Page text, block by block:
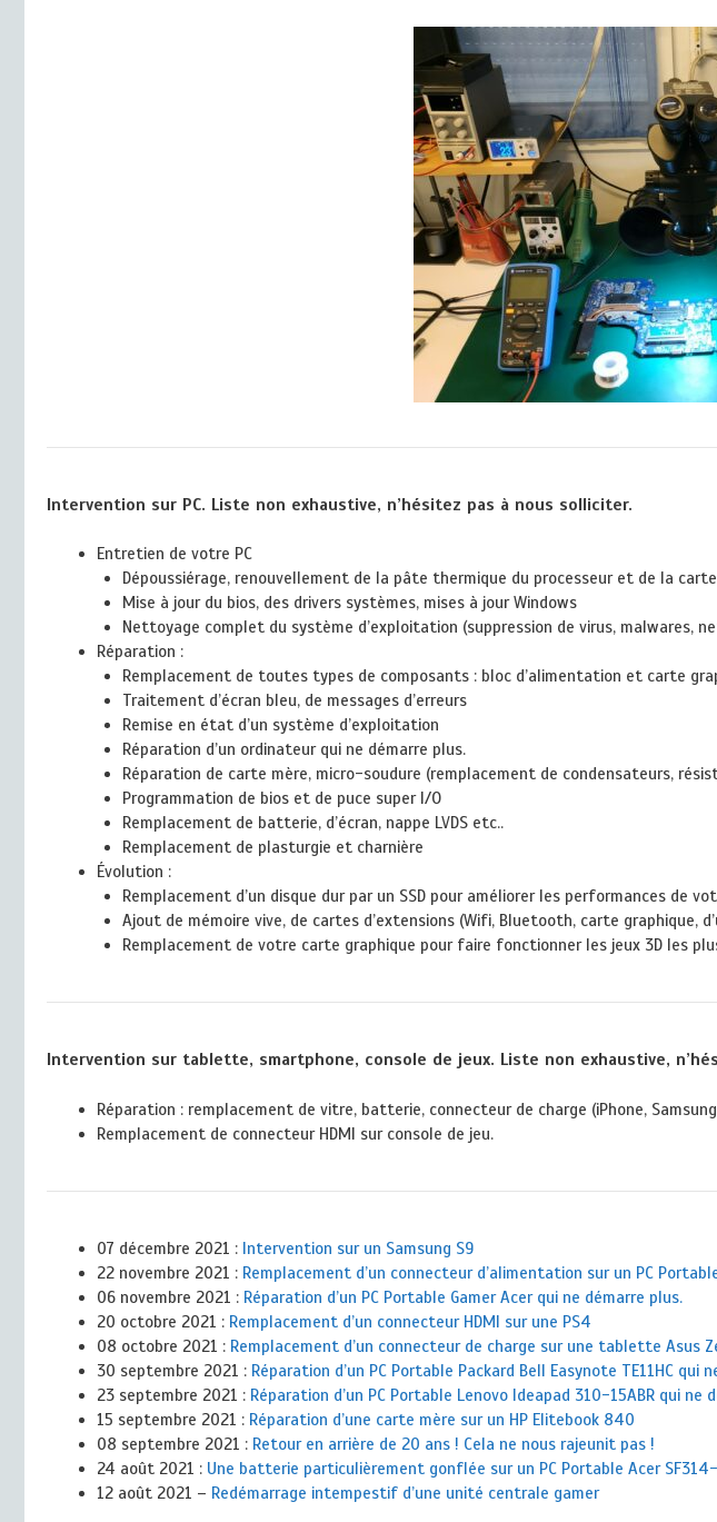
Intervention sur PC. Liste non exhaustive, n’hésitez pas à nous solliciter.
Entretien de votre PC
Dépoussiérage, renouvellement de la pâte thermique du processeur et de la
Mise à jour du bios, des drivers systèmes, mises à jour Windows
Nettoyage complet du système d’exploitation (suppression de virus,
Réparation :
Remplacement de toutes types de composants : bloc d’alimentation et carte
Traitement d’écran bleu, de messages d’erreurs
Remise en état d’un système d’exploitation
Réparation d’un ordinateur qui ne démarre plus.
Réparation de carte mère, micro-soudure (remplacement de condensateurs,
Programmation de bios et de puce super I/O
Remplacement de batterie, d’écran, nappe LVDS etc..
Remplacement de plasturgie et charnière
Évolution :
Remplacement d’un disque dur par un SSD pour améliorer les performances de
Ajout de mémoire vive, de cartes d’extensions (Wifi, Bluetooth, carte graphique,
Remplacement de votre carte graphique pour faire fonctionner les jeux 3D les
Intervention sur tablette, smartphone, console de jeux. Liste non exhaustive,
Réparation : remplacement de vitre, batterie, connecteur de charge (iPhone,
Remplacement de connecteur HDMI sur console de jeu.
07 décembre 2021 : Intervention sur un Samsung S9
22 novembre 2021 : Remplacement d’un connecteur d’alimentation sur un PC
06 novembre 2021 : Réparation d’un PC Portable Gamer Acer qui ne démarre plus.
20 octobre 2021 : Remplacement d’un connecteur HDMI sur une PS4
08 octobre 2021 : Remplacement d’un connecteur de charge sur une tablette Asus
30 septembre 2021 : Réparation d’un PC Portable Packard Bell Easynote TE11HC qui
23 septembre 2021 : Réparation d’un PC Portable Lenovo Ideapad 310-15ABR qui ne
15 septembre 2021 : Réparation d’une carte mère sur un HP Elitebook 840
08 septembre 2021 : Retour en arrière de 20 ans ! Cela ne nous rajeunit pas !
24 août 2021 : Une batterie particulièrement gonflée sur un PC Portable Acer
12 août 2021 – Redémarrage intempestif d’une unité centrale gamer